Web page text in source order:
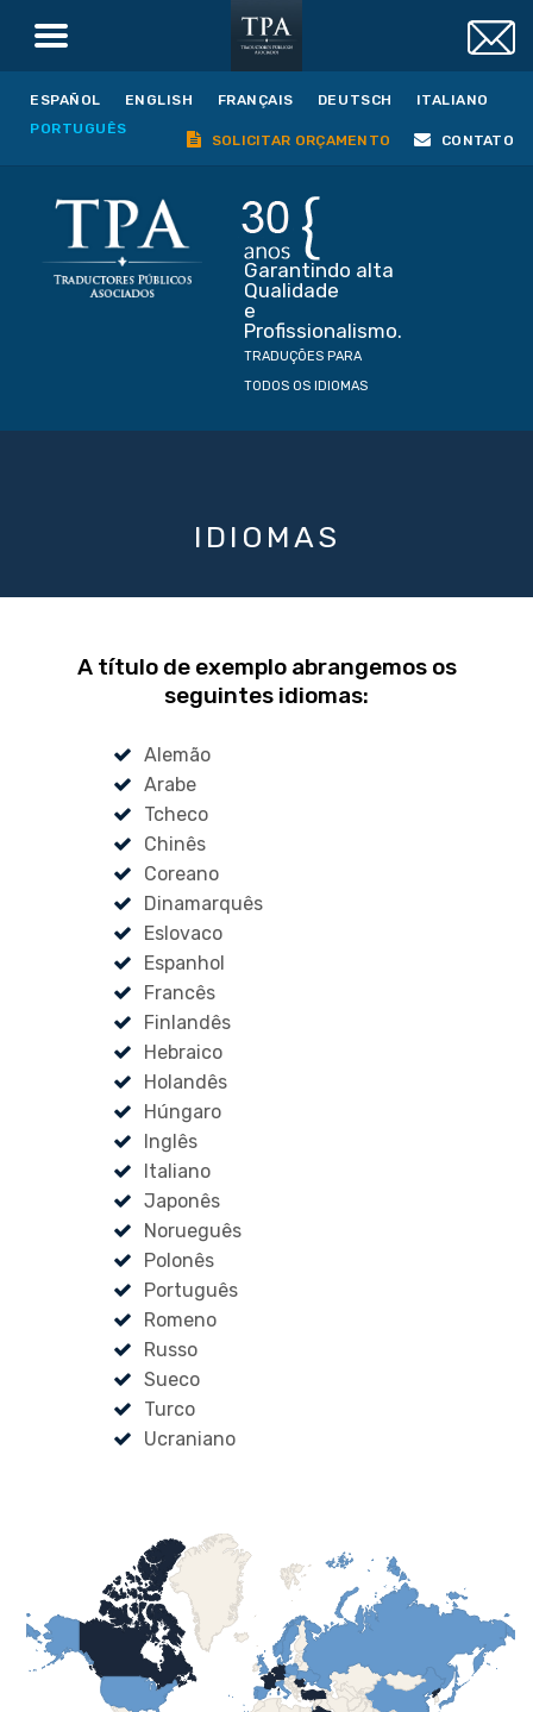
ESPAÑOL ENGLISH FRANÇAIS DEUTSCH
ITALIANO
PORTUGUÊS
SOLICITAR ORÇAMENTO CONTATO
Garantindo alta
Qualidade
e
Profissionalismo.
TRADUÇÕES PARA
TODOS OS IDIOMAS
IDIOMAS
A título de exemplo abrangemos os
seguintes idiomas:
Alemão
Arabe
Tcheco
Chinês
Coreano
Dinamarquês
Eslovaco
Espanhol
Francês
Finlandês
Hebraico
Holandês
Húngaro
Inglês
Italiano
Japonês
Norueguês
Polonês
Português
Romeno
Russo
Sueco
Turco
Ucraniano